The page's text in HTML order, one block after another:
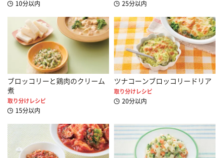
10分以内 25分以内
ブロッコリーと鶏肉のクリーム
煮
取り分けレシピ
15分以内
ツナコーンブロッコリードリア
取り分けレシピ
20分以内